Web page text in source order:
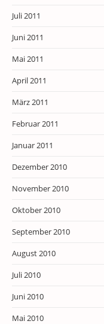
Juli 2011
Juni 2011
Mai 2011
April 2011
März 2011
Februar 2011
Januar 2011
Dezember 2010
November 2010
Oktober 2010
September 2010
August 2010
Juli 2010
Juni 2010
Mai 2010